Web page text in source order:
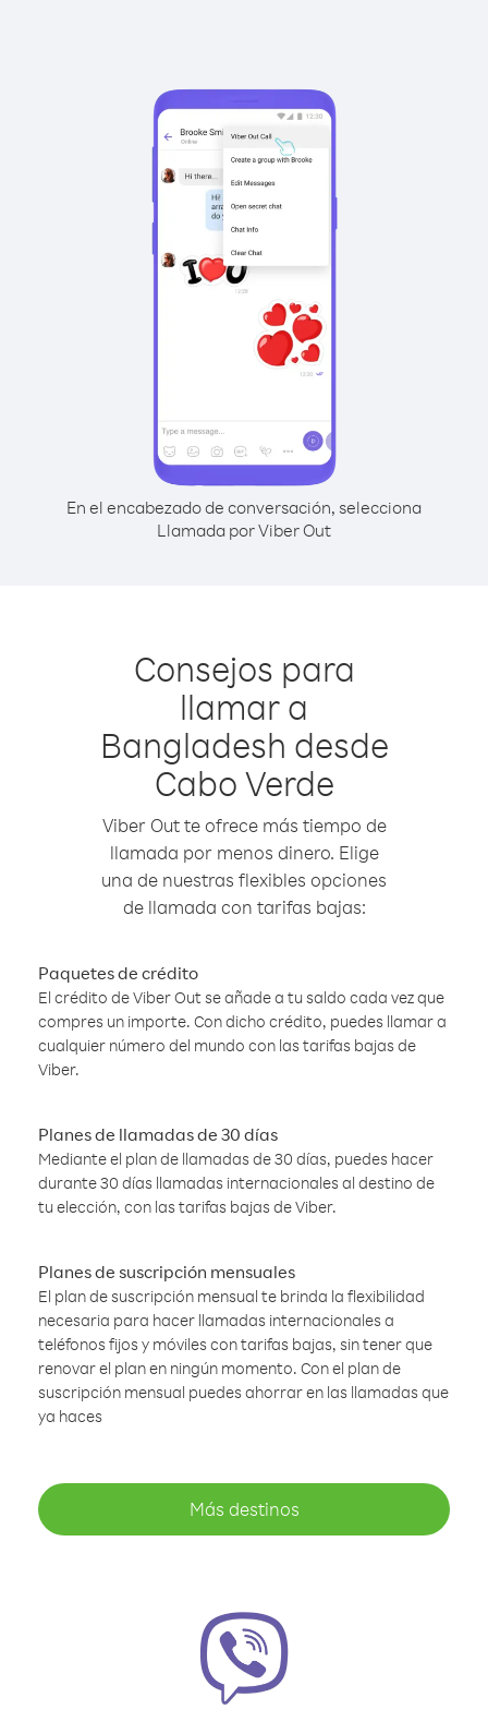
En el encabezado de conversación, selecciona
Llamada por Viber Out
Consejos para
llamar a
Bangladesh desde
Cabo Verde
Viber Out te ofrece más tiempo de
llamada por menos dinero. Elige
una de nuestras flexibles opciones
de llamada con tarifas bajas:
Paquetes de crédito
El crédito de Viber Out se añade a tu saldo cada vez que
compres un importe. Con dicho crédito, puedes llamar a
cualquier número del mundo con las tarifas bajas de
Viber.
Planes de llamadas de 30 días
Mediante el plan de llamadas de 30 días, puedes hacer
durante 30 días llamadas internacionales al destino de
tu elección, con las tarifas bajas de Viber.
Planes de suscripción mensuales
El plan de suscripción mensual te brinda la flexibilidad
necesaria para hacer llamadas internacionales a
teléfonos fijos y móviles con tarifas bajas, sin tener que
renovar el plan en ningún momento. Con el plan de
suscripción mensual puedes ahorrar en las llamadas que
ya haces
Más destinos